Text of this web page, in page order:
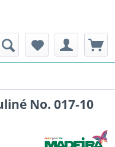
No. 017-10